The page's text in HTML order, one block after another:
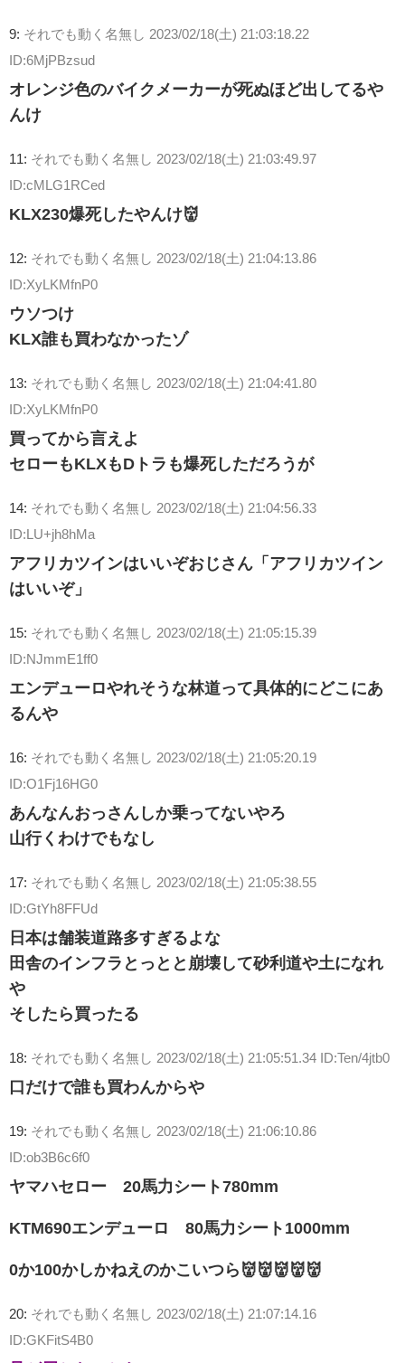
9: それでも動く名無し 2023/02/18(土) 21:03:18.22
ID:6MjPBzsud
オレンジ色のバイクメーカーが死ぬほど出してるや
んけ
11: それでも動く名無し 2023/02/18(土) 21:03:49.97
ID:cMLG1RCed
KLX230爆死したやんけ👹
12: それでも動く名無し 2023/02/18(土) 21:04:13.86
ID:XyLKMfnP0
ウソつけ
KLX誰も買わなかったゾ
13: それでも動く名無し 2023/02/18(土) 21:04:41.80
ID:XyLKMfnP0
買ってから言えよ
セローもKLXもDトラも爆死しただろうが
14: それでも動く名無し 2023/02/18(土) 21:04:56.33
ID:LU+jh8hMa
アフリカツインはいいぞおじさん「アフリカツイン
はいいぞ」
15: それでも動く名無し 2023/02/18(土) 21:05:15.39
ID:NJmmE1ff0
エンデューロやれそうな林道って具体的にどこにあ
るんや
16: それでも動く名無し 2023/02/18(土) 21:05:20.19
ID:O1Fj16HG0
あんなんおっさんしか乗ってないやろ
山行くわけでもなし
17: それでも動く名無し 2023/02/18(土) 21:05:38.55
ID:GtYh8FFUd
日本は舗装道路多すぎるよな
田舎のインフラとっとと崩壊して砂利道や土になれ
や
そしたら買ったる
18: それでも動く名無し 2023/02/18(土) 21:05:51.34 ID:Ten/4jtb0
口だけで誰も買わんからや
19: それでも動く名無し 2023/02/18(土) 21:06:10.86
ID:ob3B6c6f0
ヤマハセロー 20馬力シート780mm
KTM690エンデューロ 80馬力シート1000mm
0か100かしかねえのかこいつら👹👹👹👹👹
20: それでも動く名無し 2023/02/18(土) 21:07:14.16
ID:GKFitS4B0